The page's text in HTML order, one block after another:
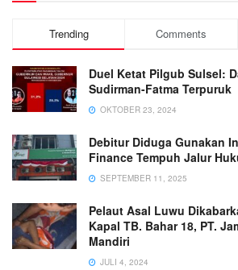
Trending Comments
Duel Ketat Pilgub Sulsel:
Sudirman-Fatma Terpuruk
OKTOBER 23, 2024
Debitur Diduga Gunakan
Finance Tempuh Jalur
SEPTEMBER 11, 2025
Pelaut Asal Luwu
Kapal TB. Bahar 18, PT.
Mandiri
JULI 4, 2024